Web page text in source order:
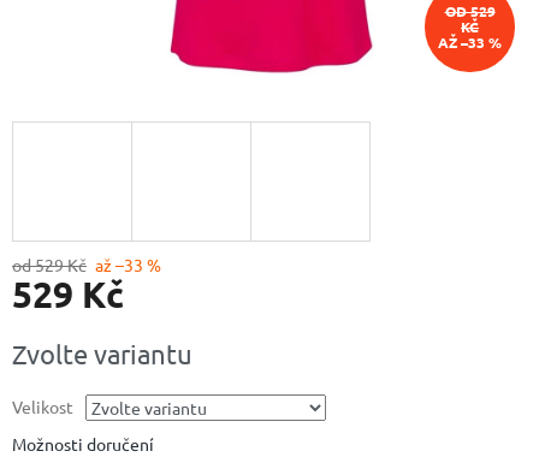
OD 529
KČ
AŽ –33 %
od 529 Kč až –33 %
529 Kč
cena:
Zvolte variantu
Velikost
Možnosti doručení